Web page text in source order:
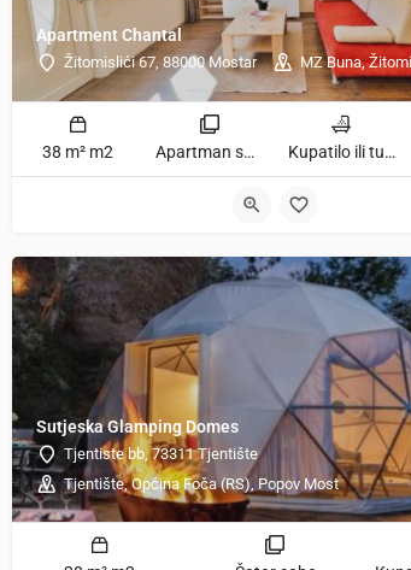
Apartment Chantal
Žitomislići 67, 88000 Mostar MZ Buna,
38 m² m2 Apartman sobe Kupatilo ili tuš kupatila
Sutjeska Glamping Domes
Tjentiste bb, 73311 Tjentište
Tjentište, Općina Foča (RS), Popov Most